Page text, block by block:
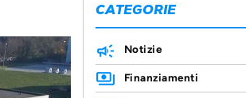
CATEGORIE
Notizie
Finanziamenti